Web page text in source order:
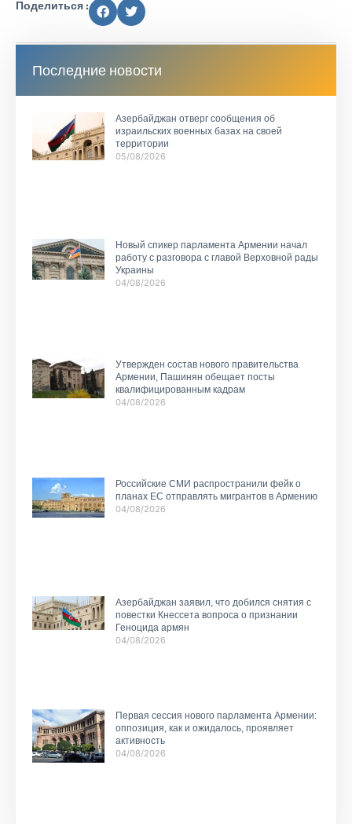
Поделиться :
Последние новости
Азербайджан отверг сообщения об
израильских военных базах на своей
территории
05/08/2026
Новый спикер парламента Армении начал
работу с разговора с главой Верховной рады
Украины
04/08/2026
Утвержден состав нового правительства
Армении, Пашинян обещает посты
квалифицированным кадрам
04/08/2026
Российские СМИ распространили фейк о
планах ЕС отправлять мигрантов в Армению
04/08/2026
Азербайджан заявил, что добился снятия с
повестки Кнессета вопроса о признании
Геноцида армян
04/08/2026
Первая сессия нового парламента Армении:
оппозиция, как и ожидалось, проявляет
активность
04/08/2026